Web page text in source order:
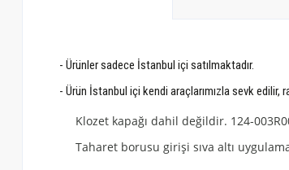
- Ürünler sadece İstanbul içi satılmaktadır.
- Ürün İstanbul içi kendi araçlarımızla sevk edilir,
Klozet kapağı dahil değildir. 124-
Taharet borusu girişi sıva altı